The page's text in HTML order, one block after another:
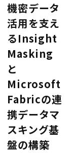
機密データ
活用を支え
るInsight
Masking
と
Microsoft
Fabricの連
携データマ
スキング基
盤の構築